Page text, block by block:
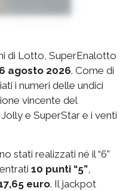
di Lotto, SuperEnalotto
agosto 2026. Come di
i numeri delle undici
vincente del
e SuperStar e i venti
stati realizzati né il “6”
10 punti “5”,
euro. Il jackpot